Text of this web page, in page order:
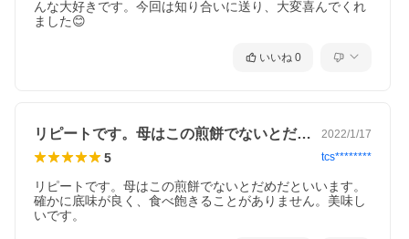
んな大好きです。今回は知り合いに送り、大変喜んでくれ
ました😊
いいね 0
リピートです。母はこの煎餅でないとだめ… 2022/1/17
5 tcs********
リピートです。母はこの煎餅でないとだめだといいます。
確かに底味が良く、食べ飽きることがありません。美味し
いです。